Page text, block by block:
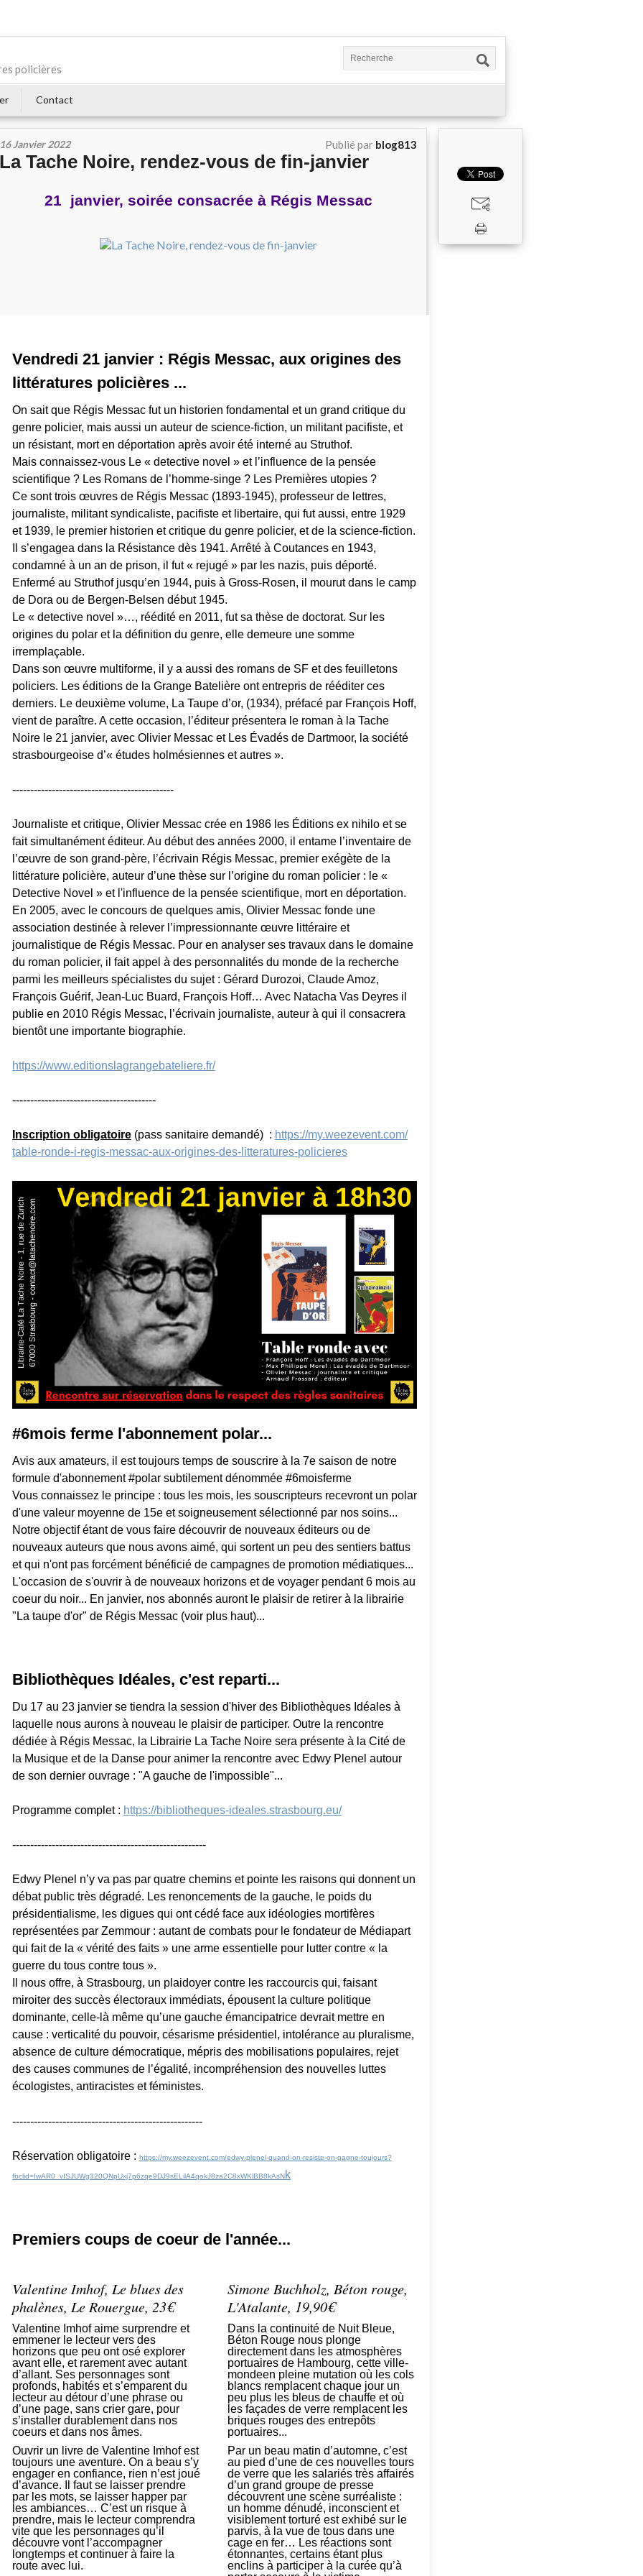
policières
Contact
16 Janvier 2022 Publié par blog813
La Tache Noire, rendez-vous de fin-janvier
21 janvier, soirée consacrée à Régis Messac
Vendredi 21 janvier : Régis Messac, aux origines des
littératures policières ...
On sait que Régis Messac fut un historien fondamental et un grand critique du
genre policier, mais aussi un auteur de science-fiction, un militant pacifiste, et
un résistant, mort en déportation après avoir été interné au Struthof.
Mais connaissez-vous Le « detective novel » et l’influence de la pensée
scientifique ? Les Romans de l’homme-singe ? Les Premières utopies ?
Ce sont trois œuvres de Régis Messac (1893-1945), professeur de lettres,
journaliste, militant syndicaliste, pacifiste et libertaire, qui fut aussi, entre 1929
et 1939, le premier historien et critique du genre policier, et de la science-fiction.
Il s’engagea dans la Résistance dès 1941. Arrêté à Coutances en 1943,
condamné à un an de prison, il fut « rejugé » par les nazis, puis déporté.
Enfermé au Struthof jusqu’en 1944, puis à Gross-Rosen, il mourut dans le camp
de Dora ou de Bergen-Belsen début 1945.
Le « detective novel »…, réédité en 2011, fut sa thèse de doctorat. Sur les
origines du polar et la définition du genre, elle demeure une somme
irremplaçable.
Dans son œuvre multiforme, il y a aussi des romans de SF et des feuilletons
policiers. Les éditions de la Grange Batelière ont entrepris de rééditer ces
derniers. Le deuxième volume, La Taupe d’or, (1934), préfacé par François Hoff,
vient de paraître. A cette occasion, l’éditeur présentera le roman à la Tache
Noire le 21 janvier, avec Olivier Messac et Les Évadés de Dartmoor, la société
strasbourgeoise d’« études holmésiennes et autres ».
---------------------------------------------
Journaliste et critique, Olivier Messac crée en 1986 les Éditions ex nihilo et se
fait simultanément éditeur. Au début des années 2000, il entame l’inventaire de
l’œuvre de son grand-père, l’écrivain Régis Messac, premier exégète de la
littérature policière, auteur d’une thèse sur l’origine du roman policier : le «
Detective Novel » et l'influence de la pensée scientifique, mort en déportation.
En 2005, avec le concours de quelques amis, Olivier Messac fonde une
association destinée à relever l’impressionnante œuvre littéraire et
journalistique de Régis Messac. Pour en analyser ses travaux dans le domaine
du roman policier, il fait appel à des personnalités du monde de la recherche
parmi les meilleurs spécialistes du sujet : Gérard Durozoi, Claude Amoz,
François Guérif, Jean-Luc Buard, François Hoff… Avec Natacha Vas Deyres il
publie en 2010 Régis Messac, l’écrivain journaliste, auteur à qui il consacrera
bientôt une importante biographie.
https://www.editionslagrangebateliere.fr/
----------------------------------------
Inscription obligatoire (pass sanitaire demandé) : https://my.weezevent.com/
table-ronde-i-regis-messac-aux-origines-des-litteratures-policieres
#6mois ferme l'abonnement polar...
Avis aux amateurs, il est toujours temps de souscrire à la 7e saison de notre
formule d'abonnement #polar subtilement dénommée #6moisferme
Vous connaissez le principe : tous les mois, les souscripteurs recevront un polar
d'une valeur moyenne de 15e et soigneusement sélectionné par nos soins...
Notre objectif étant de vous faire découvrir de nouveaux éditeurs ou de
nouveaux auteurs que nous avons aimé, qui sortent un peu des sentiers battus
et qui n'ont pas forcément bénéficié de campagnes de promotion médiatiques...
L'occasion de s'ouvrir à de nouveaux horizons et de voyager pendant 6 mois au
coeur du noir... En janvier, nos abonnés auront le plaisir de retirer à la librairie
"La taupe d'or" de Régis Messac (voir plus haut)...
Bibliothèques Idéales, c'est reparti...
Du 17 au 23 janvier se tiendra la session d'hiver des Bibliothèques Idéales à
laquelle nous aurons à nouveau le plaisir de participer. Outre la rencontre
dédiée à Régis Messac, la Librairie La Tache Noire sera présente à la Cité de
la Musique et de la Danse pour animer la rencontre avec Edwy Plenel autour
de son dernier ouvrage : "A gauche de l'impossible"...
Programme complet : https://bibliotheques-ideales.strasbourg.eu/
------------------------------------------------------
Edwy Plenel n’y va pas par quatre chemins et pointe les raisons qui donnent un
débat public très dégradé. Les renoncements de la gauche, le poids du
présidentialisme, les digues qui ont cédé face aux idéologies mortifères
représentées par Zemmour : autant de combats pour le fondateur de Médiapart
qui fait de la « vérité des faits » une arme essentielle pour lutter contre « la
guerre du tous contre tous ».
Il nous offre, à Strasbourg, un plaidoyer contre les raccourcis qui, faisant
miroiter des succès électoraux immédiats, épousent la culture politique
dominante, celle-là même qu’une gauche émancipatrice devrait mettre en
cause : verticalité du pouvoir, césarisme présidentiel, intolérance au pluralisme,
absence de culture démocratique, mépris des mobilisations populaires, rejet
des causes communes de l’égalité, incompréhension des nouvelles luttes
écologistes, antiracistes et féministes.
-----------------------------------------------------
Réservation obligatoire : https://my.weezevent.com/edwy-plenel-quand-on-resiste-on-gagne-toujours?
fbclid=IwAR0_ vISJUWg320QNpUxj7p6zqe9DJ9sELilA4qokJ8za2C8xWKlBB8kAsNk
Premiers coups de coeur de l'année...
Valentine Imhof, Le blues des
phalènes, Le Rouergue, 23€
Valentine Imhof aime surprendre et
emmener le lecteur vers des
horizons que peu ont osé explorer
avant elle, et rarement avec autant
d’allant. Ses personnages sont
profonds, habités et s’emparent du
lecteur au détour d’une phrase ou
d’une page, sans crier gare, pour
s’installer durablement dans nos
coeurs et dans nos âmes.
Ouvrir un livre de Valentine Imhof est
toujours une aventure. On a beau s’y
engager en confiance, rien n’est joué
d’avance. Il faut se laisser prendre
par les mots, se laisser happer par
les ambiances… C’est un risque à
prendre, mais le lecteur comprendra
vite que les personnages qu’il
découvre vont l’accompagner
longtemps et continuer à faire la
route avec lui.
Simone Buchholz, Béton rouge,
L'Atalante, 19,90€
Dans la continuité de Nuit Bleue,
Béton Rouge nous plonge
directement dans les atmosphères
portuaires de Hambourg, cette ville-
mondeen pleine mutation où les cols
blancs remplacent chaque jour un
peu plus les bleus de chauffe et où
les façades de verre remplacent les
briques rouges des entrepôts
portuaires...
Par un beau matin d’automne, c’est
au pied d’une de ces nouvelles tours
de verre que les salariés très affairés
d’un grand groupe de presse
découvrent une scène surréaliste :
un homme dénudé, inconscient et
visiblement torturé est exhibé sur le
parvis, à la vue de tous dans une
cage en fer… Les réactions sont
étonnantes, certains étant plus
enclins à participer à la curée qu’à